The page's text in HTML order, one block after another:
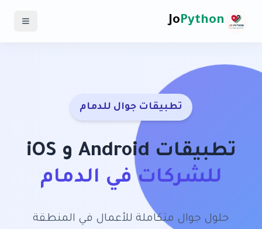
JoPython
تطبيقات جوال للدمام
تطبيقات Android و iOS
للشركات في الدمام
حلول جوال متكاملة للأعمال في المنطقة